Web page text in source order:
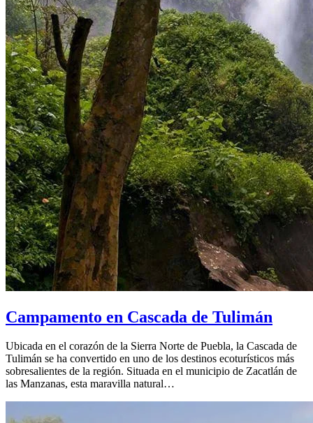
Campamento en Cascada de Tulimán
Ubicada en el corazón de la Sierra Norte de Puebla, la Cascada de
Tulimán se ha convertido en uno de los destinos ecoturísticos más
sobresalientes de la región. Situada en el municipio de Zacatlán de
las Manzanas, esta maravilla natural…